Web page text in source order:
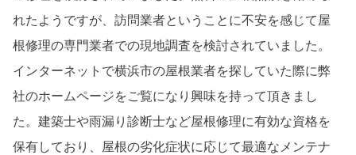
れたようですが、訪問業者ということに不安を感じて屋
根修理の専門業者での現地調査を検討されていました。
インターネットで横浜市の屋根業者を探していた際に弊
社のホームページをご覧になり興味を持って頂きまし
た。建築士や雨漏り診断士など屋根修理に有効な資格を
保有しており、屋根の劣化症状に応じて最適なメンテナ